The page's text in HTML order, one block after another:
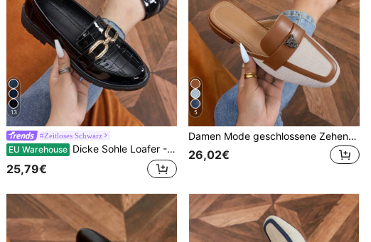
13
#Zeitloses Schwarz
EU Warehouse Dicke Sohle Loafer - Damen Schwarz Slip-On, runde Zehenpartie mit Metallschnalle, geeignet für Arbeit und Lässig, zeigt modischen Charme
25,79€
5
Damen Mode geschlossene Zehen Mule Flats, Kontrastfarbiges Design mit niedrigem Absatz, Leinen Schuhe für Frühling & Herbst
26,02€